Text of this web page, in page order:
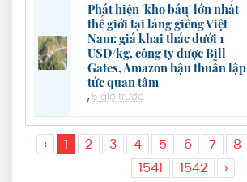
Phát hiện 'kho báu' lớn nhất
thế giới tại láng giềng Việt
Nam: giá khai thác dưới 1
USD/kg, công ty được Bill
Gates, Amazon hậu thuẫn lập
tức quan tâm
, 5 giờ trước
‹ 1 2 3 4 5 6 7 8
1541
1542 ›